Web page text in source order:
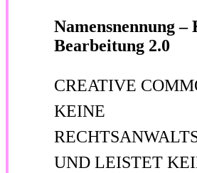
Namensnennung –
Bearbeitung 2.0
CREATIVE
KEINE
UND LEISTET